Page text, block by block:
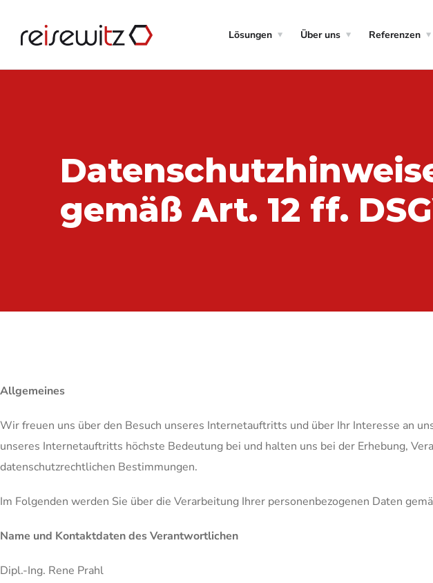
Lösungen Über uns Referenzen
gemäß Art. 12 ff.
Allgemeines
Wir freuen uns über den Besuch unseres Internetauftritts und über Ihr Interesse an
unseres Internetauftritts höchste Bedeutung bei und halten uns bei der Erhebung,
datenschutzrechtlichen Bestimmungen.
Im Folgenden werden Sie über die Verarbeitung Ihrer personenbezogenen Daten
Name und Kontaktdaten des Verantwortlichen
Dipl.-Ing. Rene Prahl